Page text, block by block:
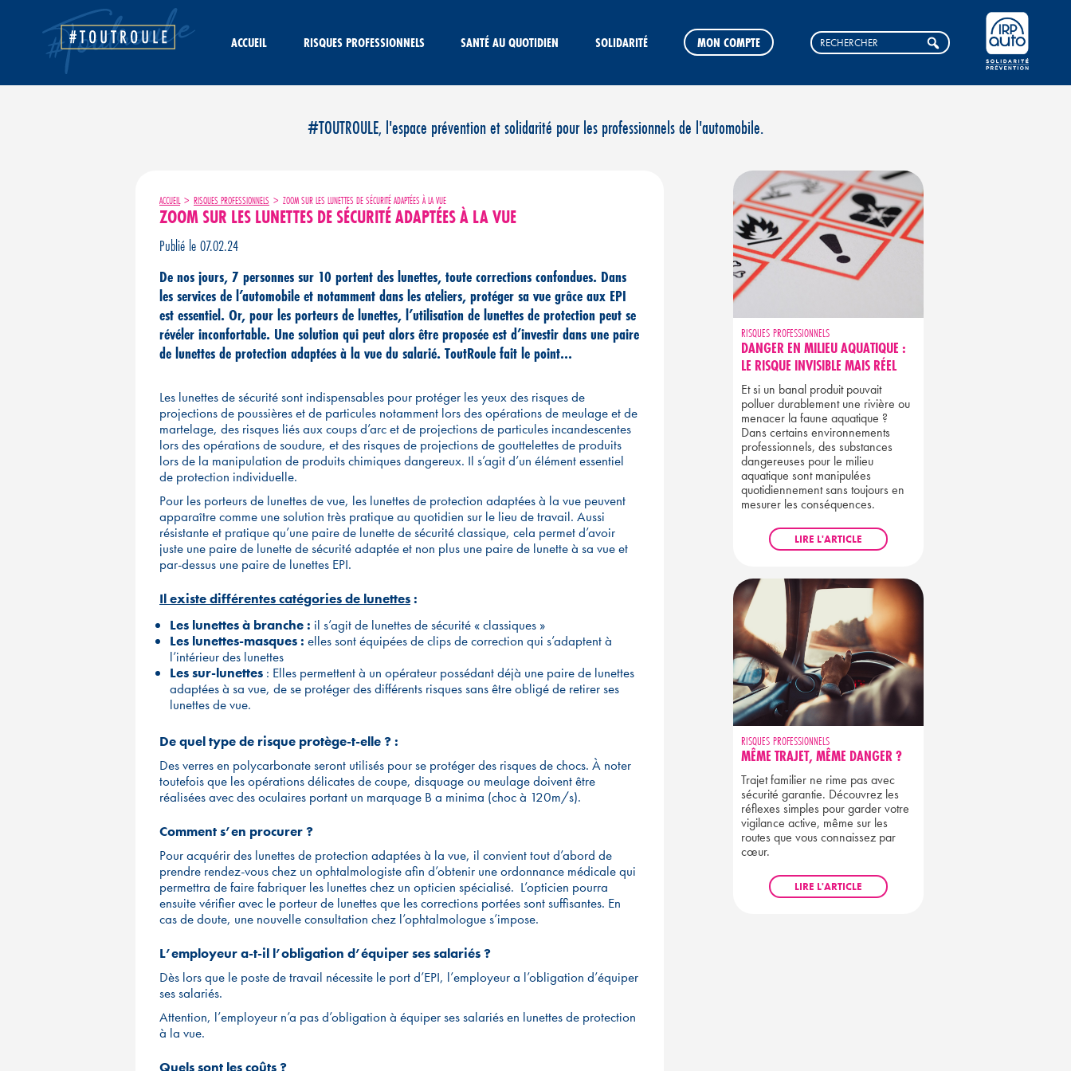
ACCUEIL RISQUES PROFESSIONNELS SANTÉ AU QUOTIDIEN SOLIDARITÉ MON COMPTE
#TOUTROULE, l'espace prévention et solidarité pour les professionnels de l'automobile.
ACCUEIL > RISQUES PROFESSIONNELS > ZOOM SUR LES LUNETTES DE SÉCURITÉ ADAPTÉES À LA VUE
ZOOM SUR LES LUNETTES DE SÉCURITÉ ADAPTÉES À LA VUE
Publié le 07.02.24
De nos jours, 7 personnes sur 10 portent des lunettes, toute corrections confondues. Dans
les services de l’automobile et notamment dans les ateliers, protéger sa vue grâce aux EPI
est essentiel. Or, pour les porteurs de lunettes, l’utilisation de lunettes de protection peut se
révéler inconfortable. Une solution qui peut alors être proposée est d’investir dans une paire
de lunettes de protection adaptées à la vue du salarié. ToutRoule fait le point…
Les lunettes de sécurité sont indispensables pour protéger les yeux des risques de
projections de poussières et de particules notamment lors des opérations de meulage et de
martelage, des risques liés aux coups d’arc et de projections de particules incandescentes
lors des opérations de soudure, et des risques de projections de gouttelettes de produits
lors de la manipulation de produits chimiques dangereux. Il s’agit d’un élément essentiel
de protection individuelle.
Pour les porteurs de lunettes de vue, les lunettes de protection adaptées à la vue peuvent
apparaître comme une solution très pratique au quotidien sur le lieu de travail. Aussi
résistante et pratique qu’une paire de lunette de sécurité classique, cela permet d’avoir
juste une paire de lunette de sécurité adaptée et non plus une paire de lunette à sa vue et
par-dessus une paire de lunettes EPI.
Il existe différentes catégories de lunettes:
Les lunettes à branche : il s’agit de lunettes de sécurité « classiques »
Les lunettes-masques : elles sont équipées de clips de correction qui s’adaptent à
l’intérieur des lunettes
Les sur-lunettes : Elles permettent à un opérateur possédant déjà une paire de lunettes
adaptées à sa vue, de se protéger des différents risques sans être obligé de retirer ses
lunettes de vue.
De quel type de risque protège-t-elle ? :
Des verres en polycarbonate seront utilisés pour se protéger des risques de chocs. À noter
toutefois que les opérations délicates de coupe, disquage ou meulage doivent être
réalisées avec des oculaires portant un marquage B a minima (choc à 120m/s).
Comment s’en procurer ?
Pour acquérir des lunettes de protection adaptées à la vue, il convient tout d’abord de
prendre rendez-vous chez un ophtalmologiste afin d’obtenir une ordonnance médicale qui
permettra de faire fabriquer les lunettes chez un opticien spécialisé. L’opticien pourra
ensuite vérifier avec le porteur de lunettes que les corrections portées sont suffisantes. En
cas de doute, une nouvelle consultation chez l’ophtalmologue s’impose.
L’employeur a-t-il l’obligation d’équiper ses salariés ?
Dès lors que le poste de travail nécessite le port d’EPI, l’employeur a l’obligation d’équiper
ses salariés.
Attention, l’employeur n’a pas d’obligation à équiper ses salariés en lunettes de protection
à la vue.
Quels sont les coûts ?
RISQUES PROFESSIONNELS
DANGER EN MILIEU AQUATIQUE :
LE RISQUE INVISIBLE MAIS RÉEL
Et si un banal produit pouvait
polluer durablement une rivière ou
menacer la faune aquatique ?
Dans certains environnements
professionnels, des substances
dangereuses pour le milieu
aquatique sont manipulées
quotidiennement sans toujours en
mesurer les conséquences.
LIRE L'ARTICLE
RISQUES PROFESSIONNELS
MÊME TRAJET, MÊME DANGER ?
Trajet familier ne rime pas avec
sécurité garantie. Découvrez les
réflexes simples pour garder votre
vigilance active, même sur les
routes que vous connaissez par
cœur.
LIRE L'ARTICLE